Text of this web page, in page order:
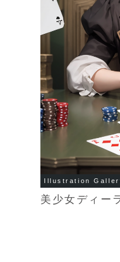
Illustration
美少女ディー